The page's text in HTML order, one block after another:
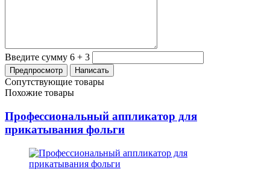
Введите сумму 6 + 3
Сопутствующие товары
Похожие товары
Профессиональный аппликатор для
прикатывания фольги